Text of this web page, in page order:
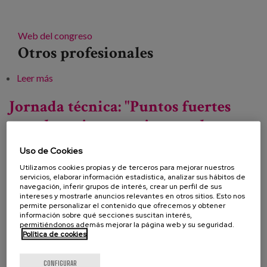
Web del congreso
Otros profesionales
Leer más
Jornada técnica: "Puntos fuertes
para la mejora continua en las
residencias de mayores"
Fecha:
Tipo:Jornada
Línea de conocimiento:
Uso de Cookies
Utilizamos cookies propias y de terceros para mejorar nuestros
servicios, elaborar información estadística, analizar sus hábitos de
navegación, inferir grupos de interés, crear un perfil de sus
intereses y mostrarle anuncios relevantes en otros sitios. Esto nos
permite personalizar el contenido que ofrecemos y obtener
información sobre qué secciones suscitan interés,
permitiéndonos además mejorar la página web y su seguridad.
Política de cookies
CONFIGURAR